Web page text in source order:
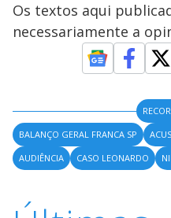
Os textos aqui
necessariamente a
BALANÇO GERAL FRANCA SP
AUDIÊNCIA
CASO LEONARDO